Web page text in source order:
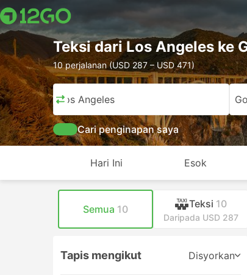
Teksi dari Los Angeles ke
10 perjalanan (USD 287 – USD 471)
Los Angeles
Cari penginapan saya
Hari Ini Esok
Semua 10 Teksi 10
Daripada USD 287
Tapis mengikut Disyorkan